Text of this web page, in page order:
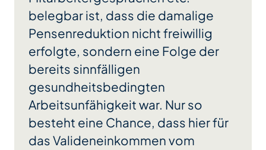
belegbar ist, dass die damalige
Pensenreduktion nicht freiwillig
erfolgte, sondern eine Folge der
bereits sinnfälligen
gesundheitsbedingten
Arbeitsunfähigkeit war. Nur so
besteht eine Chance, dass hier für
das Valideneinkommen vom